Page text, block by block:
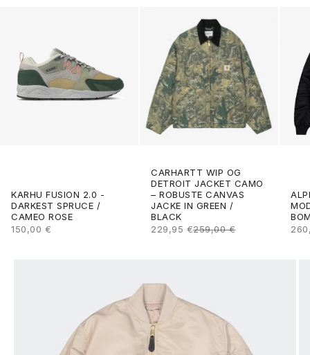
KARHU FUSION 2.0 -
DARKEST SPRUCE /
CAMEO ROSE
ANGEBOT
150,00 €
CARHARTT WIP OG
DETROIT JACKET CAMO
– ROBUSTE CANVAS
JACKE IN GREEN /
BLACK
ANGEBOT
229,95 €REGULÄRER PREIS
259,00 €